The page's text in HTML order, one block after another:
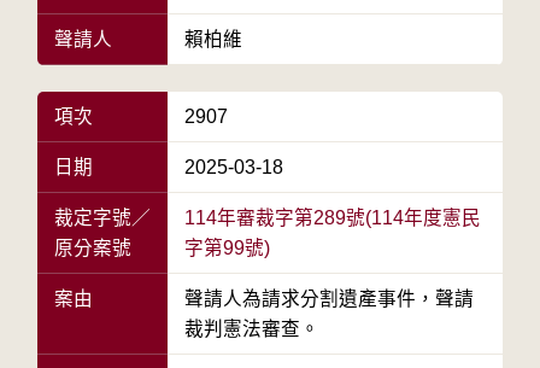
聲請人 賴柏維
項次 2907
日期 2025-03-18
裁定字號／
原分案號
114年審裁字第289號(114年度憲民
字第99號)
案由
聲請人為請求分割遺產事件，聲請
裁判憲法審查。